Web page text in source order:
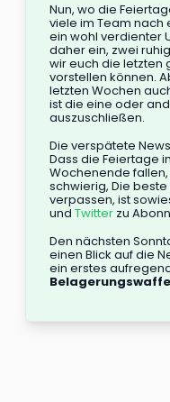
Nun, wo die
viele im Team nach
ein wohl verdienter
daher ein, zwei
wir euch die letzten
vorstellen können.
letzten Wochen
ist die eine oder
auszuschließen.
Die verspätete
Dass die Feiertage
Wochenende fallen,
schwierig, Die
verpassen, ist
und Twitter zu
Den nächsten
einen Blick auf die
ein erstes